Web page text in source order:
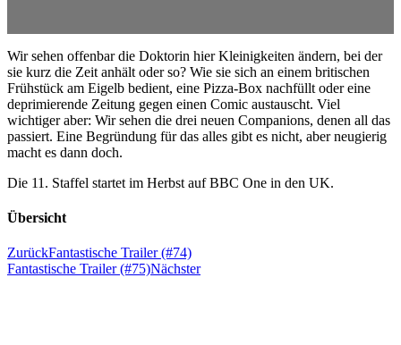
Wir sehen offenbar die Doktorin hier Kleinigkeiten ändern, bei der
sie kurz die Zeit anhält oder so? Wie sie sich an einem britischen
Frühstück am Eigelb bedient, eine Pizza-Box nachfüllt oder eine
deprimierende Zeitung gegen einen Comic austauscht. Viel
wichtiger aber: Wir sehen die drei neuen Companions, denen all das
passiert. Eine Begründung für das alles gibt es nicht, aber neugierig
macht es dann doch.
Die 11. Staffel startet im Herbst auf BBC One in den UK.
Übersicht
ZurückFantastische Trailer (#74)
Fantastische Trailer (#75)Nächster